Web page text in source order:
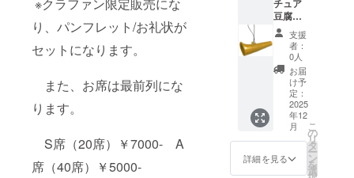
※クラファン限定販売にな
り、パンフレット/お礼状が
セットになります。
また、お席は最前列にな
ります。
S席（20席）￥7000- A
席（40席）￥5000-
チュア
豆腐
ラッパ
＆パン
フレッ
ト＆お
礼状
セット
サイズ
・本
体：幅
約6cm×
高さ約
3cm
支援
者：
0人
お届
け予
定：
2025
年12
月
詳細を見る
こ
の
リ
タ
ー
ン
を
選